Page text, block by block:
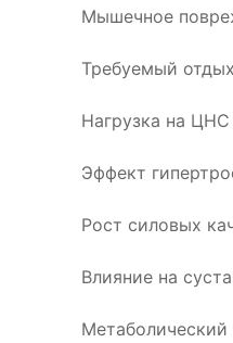
Мышечное
Требуемый отдых
Нагрузка на ЦНС
Эффект
Рост силовых
Влияние на
Метаболический